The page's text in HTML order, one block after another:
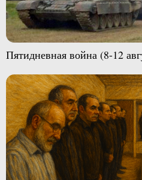
Пятидневная война (8-12